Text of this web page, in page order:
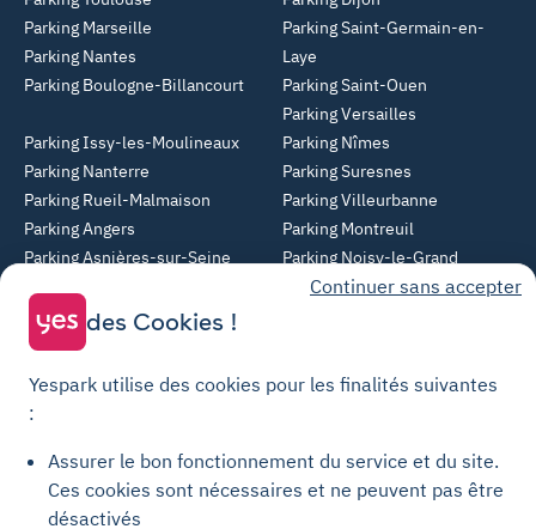
Parking Marseille
Parking Nantes
Parking Boulogne-Billancourt
Parking Saint-Germain-en-
Laye
Parking Saint-Ouen
Parking Versailles
Parking Issy-les-Moulineaux
Parking Nanterre
Parking Rueil-Malmaison
Parking Angers
Parking Asnières-sur-Seine
Parking Courbevoie
Parking Metz
Parking Nîmes
Parking Suresnes
Parking Villeurbanne
Parking Montreuil
Parking Noisy-le-Grand
Parking Clermont-Ferrand
Yespark SAS, titulaire de la carte pro n°CPI 7501 2017 000 019 582 portant
les mentions "Gestion Immobilière" et "Transaction" délivrée par la CCI de
Continuer sans accepter
des Cookies !
Yespark utilise des cookies pour les finalités suivantes
:
Assurer le bon fonctionnement du service et du site.
Ces cookies sont nécessaires et ne peuvent pas être
désactivés